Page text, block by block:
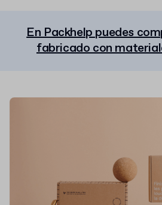
En Packhelp puedes
fabricado con